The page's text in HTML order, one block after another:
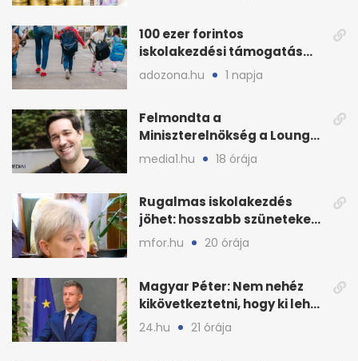
100 ezer forintos
iskolakezdési támogatás
2026 őszén: adózás,
munkáltatói plusz
adozona.hu 1 napja
Felmondta a
Miniszterelnökség a Lounge
Event keretszerződését
media1.hu 18 órája
Rugalmas iskolakezdés
jöhet: hosszabb szüneteket
javasolnak szeptembertől
mfor.hu 20 órája
Magyar Péter: Nem nehéz
kikövetkeztetni, hogy ki lehet
a három jelölt
24.hu 21 órája